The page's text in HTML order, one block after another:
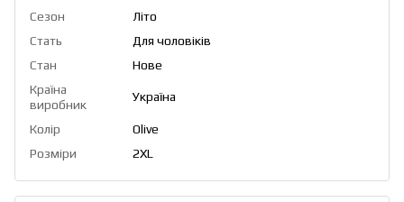
Сезон
Літо
Стать
Для чоловіків
Стан
Нове
Країна
виробник
Україна
Колір
Olive
Розміри
2XL